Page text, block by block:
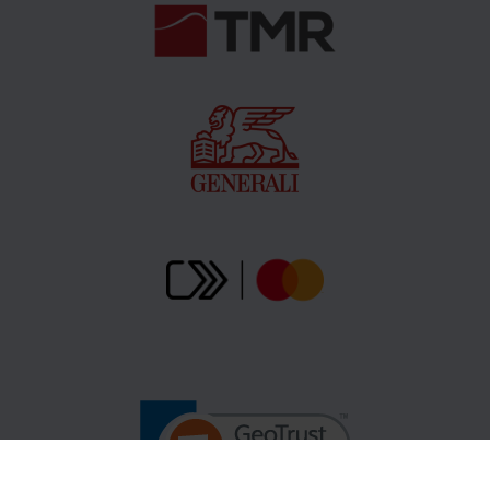
spacerowych, kupując bilet upoważniający do
korzystania z atrakcji Legendii w sezonie letnim
skorzystaniem z nich. Opaski wydawane są przez
pracowników obsługujących bramę główną Legendii
wyłącznie w momencie zeskanowania biletu i wejścia
klienta na teren parku.
UWAGA! Nie ma możliwości jednoczesnego posiadania
Biletu Sezonowego ZIMA 2025/2026 i Biletu
2025/2026. Wówczas zakup i aktywacja Biletu
Sezonowego LATO 2026 możliwe będą po